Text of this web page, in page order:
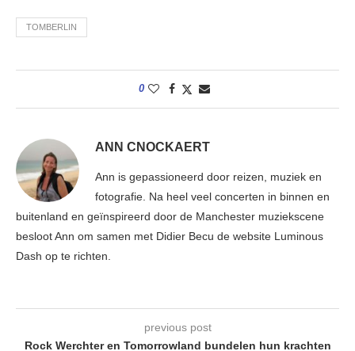
TOMBERLIN
0
ANN CNOCKAERT
Ann is gepassioneerd door reizen, muziek en
fotografie. Na heel veel concerten in binnen en
buitenland en geïnspireerd door de Manchester muziekscene
besloot Ann om samen met Didier Becu de website Luminous
Dash op te richten.
previous post
Rock Werchter en Tomorrowland bundelen hun krachten